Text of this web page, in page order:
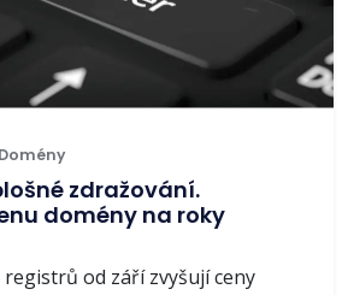
Domény
zdražování.
domény na roky
od září zvyšují ceny